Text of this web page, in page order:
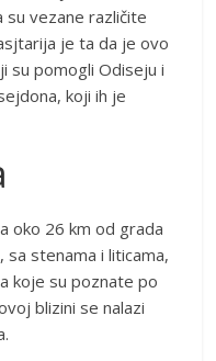
su vezane različite
je ta da je ovo
su pomogli Odiseju i
koji ih je
oko 26 km od grada
stenama i liticama,
koje su poznate po
blizini se nalazi